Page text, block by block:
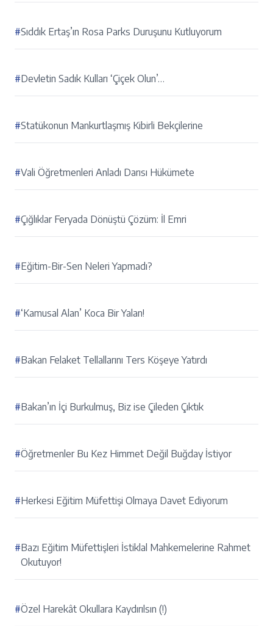
#Sıddık Ertaş’ın Rosa Parks Duruşunu Kutluyorum
#Devletin Sadık Kulları ‘Çiçek Olun’…
#Statükonun Mankurtlaşmış Kibirli Bekçilerine
#Vali Öğretmenleri Anladı Darısı Hükümete
#Çığlıklar Feryada Dönüştü Çözüm: İl Emri
#Eğitim-Bir-Sen Neleri Yapmadı?
#‘Kamusal Alan’ Koca Bir Yalan!
#Bakan Felaket Tellallarını Ters Köşeye Yatırdı
#Bakan’ın İçi Burkulmuş, Biz ise Çileden Çıktık
#Öğretmenler Bu Kez Himmet Değil Buğday İstiyor
#Herkesi Eğitim Müfettişi Olmaya Davet Ediyorum
#Bazı Eğitim Müfettişleri İstiklal Mahkemelerine Rahmet
Okutuyor!
#Özel Harekât Okullara Kaydırılsın (!)